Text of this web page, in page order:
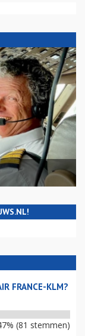
FRANCE-KLM?
(81 stemmen)